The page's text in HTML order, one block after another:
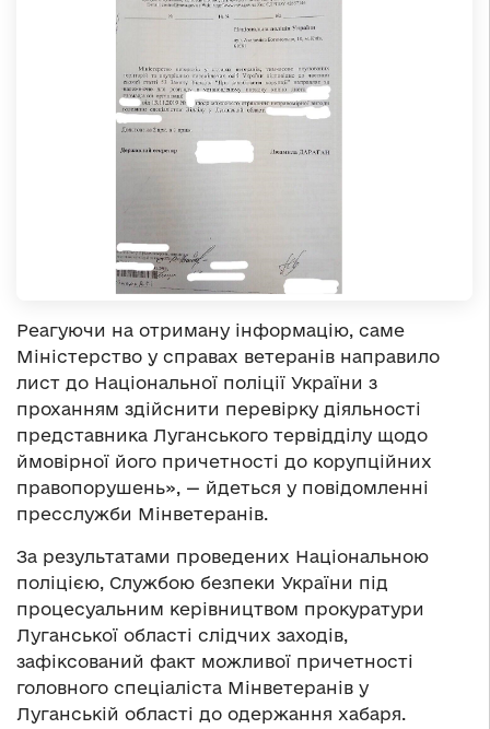
Реагуючи на отриману інформацію, саме
Міністерство у справах ветеранів направило
лист до Національної поліції України з
проханням здійснити перевірку діяльності
представника Луганського тервідділу щодо
ймовірної його причетності до корупційних
правопорушень», — йдеться у повідомленні
пресслужби Мінветеранів.
За результатами проведених Національною
поліцією, Службою безпеки України під
процесуальним керівництвом прокуратури
Луганської області слідчих заходів,
зафіксований факт можливої причетності
головного спеціаліста Мінветеранів у
Луганській області до одержання хабаря.